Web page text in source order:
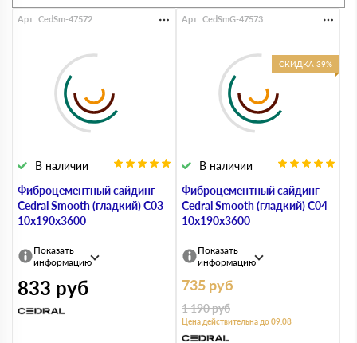
Фиброцементный сайдинг
Cedral Smooth (гладкий) С03
10х190х3600
В наличии
Арт. CedSm-47572
Показать
информацию
833 руб
Фиброцементный сайдинг
Cedral Smooth (гладкий) С04
10х190х3600
СКИДКА 39%
В наличии
Арт. CedSmG-47573
Показать
информацию
735 руб
1 190руб
Цена действительна до 09.08